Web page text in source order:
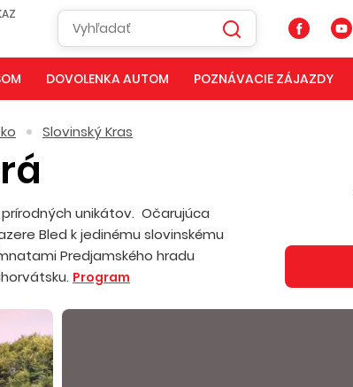
DOVOLENKA AUTOM POZNÁVACIE ZÁJAZDY
Slovinský Kras
unikátov. Očarujúca
Bled k jedinému slovinskému
Predjamského hradu
Program